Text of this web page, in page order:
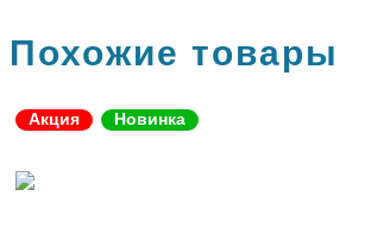
Похожие товары
Акция Новинка